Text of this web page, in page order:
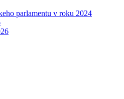
parlamentu v roku 2024